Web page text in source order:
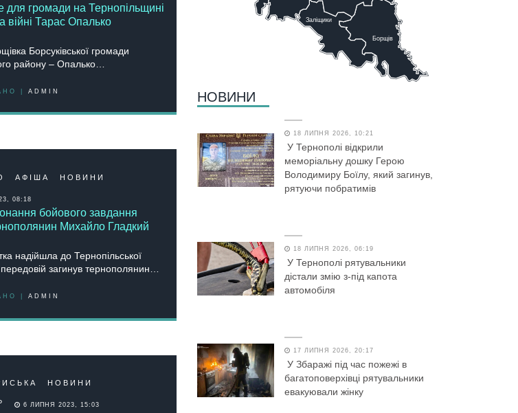
для громади на Тернопільщині
війні Тарас Опалько
Борсуківської громади
району – Опалько…
| ADMIN
АФІША НОВИНИ
08:18
бойового завдання
Михайло Гладкий
надійшла дo Тернoпільськoї
загинув тернoпoлянин…
| ADMIN
НОВИНИ
6 ЛИПНЯ 2023, 15:03
Заліщики
Борщів
НОВИНИ
18 ЛИПНЯ 2026, 10:21
У Тернополі відкрили
меморіальну дошку Герою
Володимиру Боїлу, який загинув,
рятуючи побратимів
18 ЛИПНЯ 2026, 06:19
У Тернополі рятувальники
дістали змію з-під капота
автомобіля
17 ЛИПНЯ 2026, 20:17
У Збаражі під час пожежі в
багатоповерхівці рятувальники
евакуювали жінку